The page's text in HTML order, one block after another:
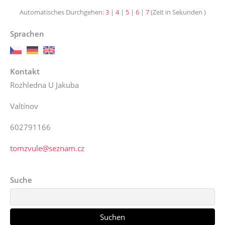
Automatisches Durchgehen:3| 4| 5| 6| 7(Zeit in Sekunden )
Sprachen
Kontakt
Rozhledna U Jakuba
Valtínov
602791166
tomzvule@seznam.cz
Suche